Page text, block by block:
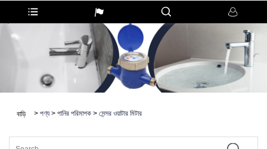
বাড়ি > পণ্য> পানির পরিমাপক > সেন্সর ওয়াটার মিটার